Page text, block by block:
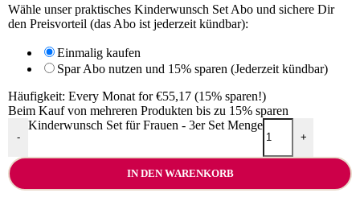
Wähle unser praktisches Kinderwunsch Set Abo und sichere Dir
den Preisvorteil (das Abo ist jederzeit kündbar):
Einmalig kaufen
Spar Abo nutzen und 15% sparen (Jederzeit kündbar)
Häufigkeit: Every Monat for €55,17 (15% sparen!)
Beim Kauf von mehreren Produkten bis zu 15% sparen
-
Kinderwunsch Set für Frauen - 3er Set Menge
+
IN DEN WARENKORB